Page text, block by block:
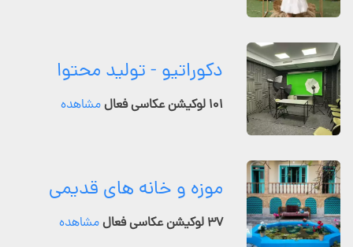
دکوراتیو - تولید محتوا
۱۰۱ لوکیشن عکاسی فعال مشاهده
موزه و خانه های قدیمی
۳۷ لوکیشن عکاسی فعال مشاهده